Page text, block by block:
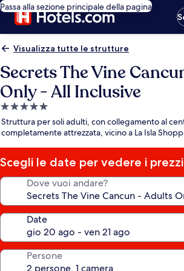
Passa alla sezione principale della pagina
Visualizza tutte le strutture
Secrets The Vine
Only - All Inclusive
Struttura
a
5.0
stelle
Struttura per soli adulti, con collegamento al
completamente attrezzata, vicino a La Isla
Scegli le date per vedere i prezzi
Dove vuoi andare?
Date
Persone